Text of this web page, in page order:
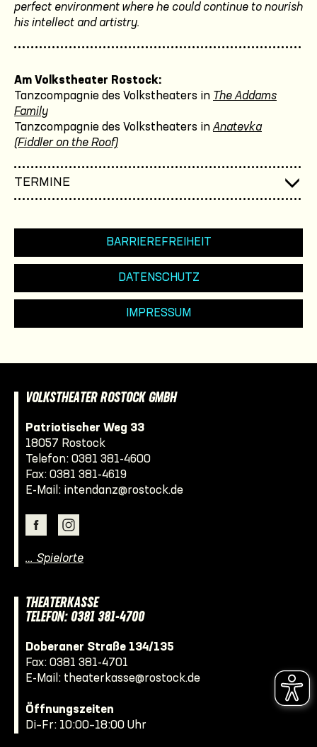
perfect environment where he could continue to nourish
his intellect and artistry.
Am Volkstheater Rostock:
Tanzcompagnie des Volkstheaters in The Addams
Family
Tanzcompagnie des Volkstheaters in Anatevka
(Fiddler on the Roof)
TERMINE
BARRIEREFREIHEIT
DATENSCHUTZ
IMPRESSUM
VOLKSTHEATER ROSTOCK GMBH
Patriotischer Weg 33
18057 Rostock
Telefon: 0381 381-4600
Fax: 0381 381-4619
E-Mail: intendanz@rostock.de
… Spielorte
THEATERKASSE
TELEFON: 0381 381-4700
Doberaner Straße 134/135
Fax: 0381 381-4701
E-Mail: theaterkasse@rostock.de
Öffnungszeiten
Di–Fr: 10:00–18:00 Uhr